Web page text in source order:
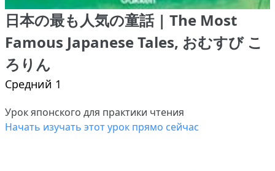
日本の最も人気の童話 | The Most
Famous Japanese Tales, おむすび こ
ろりん
Средний 1
Урок японского для практики чтения
Начать изучать этот урок прямо сейчас